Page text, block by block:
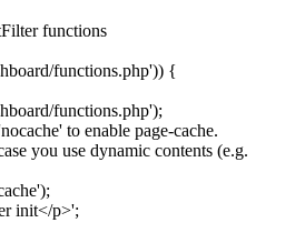
functions
functions.php')) {
functions.php');
to enable page-cache.
you use dynamic contents (e.g.
init</p>';